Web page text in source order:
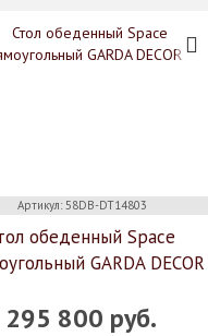
Артикул: 58DB-DT14803
обеденный Space
GARDA DECOR
295 800 руб.